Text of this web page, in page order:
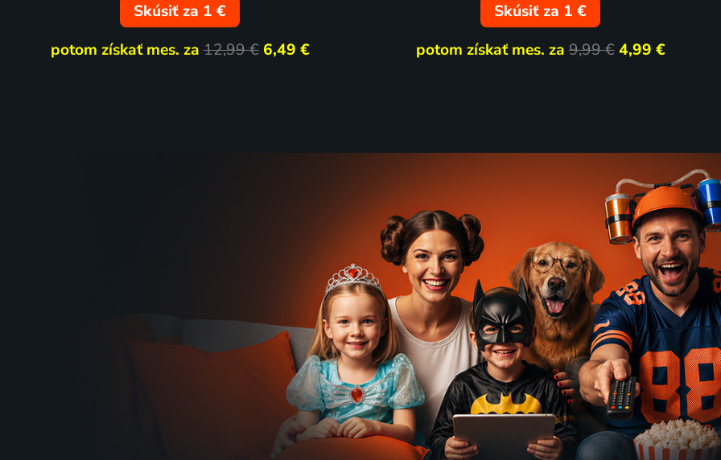
Skúsiť za 1 €
potom získať mes. za12,99 € 6,49 €
Skúsiť za 1 €
potom získať mes. za9,99 € 4,99 €